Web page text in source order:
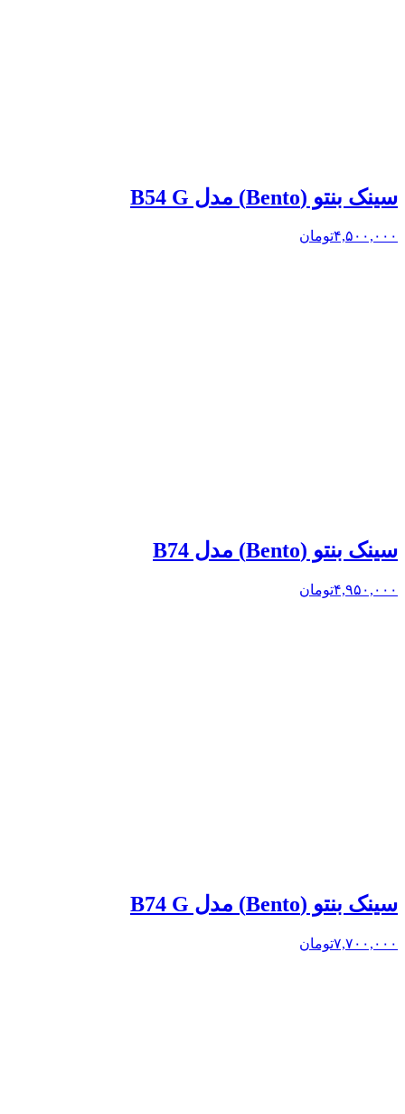
سینک بنتو (Bento) مدل B54 G
۴,۵۰۰,۰۰۰تومان
سینک بنتو (Bento) مدل B74
۴,۹۵۰,۰۰۰تومان
سینک بنتو (Bento) مدل B74 G
۷,۷۰۰,۰۰۰تومان